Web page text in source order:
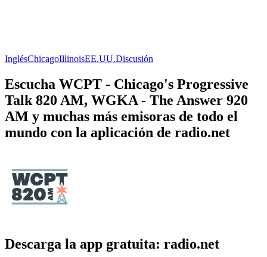
InglésChicagoIllinoisEE.UU.Discusión
Escucha WCPT - Chicago's Progressive
Talk 820 AM, WGKA - The Answer 920
AM y muchas más emisoras de todo el
mundo con la aplicación de radio.net
Descarga la app gratuita: radio.net